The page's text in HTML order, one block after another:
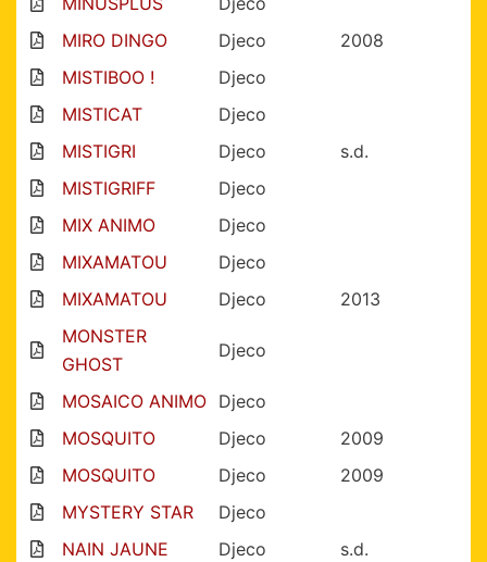
MIRO DINGO
Djeco
2008
MISTIBOO !
Djeco
MISTICAT
Djeco
MISTIGRI
Djeco
s.d.
MISTIGRIFF
Djeco
MIX ANIMO
Djeco
MIXAMATOU
Djeco
MIXAMATOU
Djeco
2013
MONSTER
GHOST
Djeco
MOSAICO ANIMO Djeco
MOSQUITO
Djeco
2009
MOSQUITO
Djeco
2009
MYSTERY STAR
Djeco
NAIN JAUNE
Djeco
s.d.